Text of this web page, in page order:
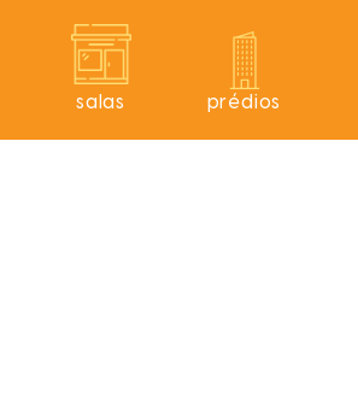
salas prédios